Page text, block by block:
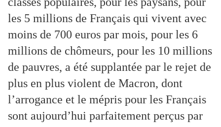
les 5 millions de Français qui vivent avec
moins de 700 euros par mois, pour les 6
millions de chômeurs, pour les 10 millions
de pauvres, a été supplantée par le rejet de
plus en plus violent de Macron, dont
l’arrogance et le mépris pour les Français
sont aujourd’hui parfaitement perçus par